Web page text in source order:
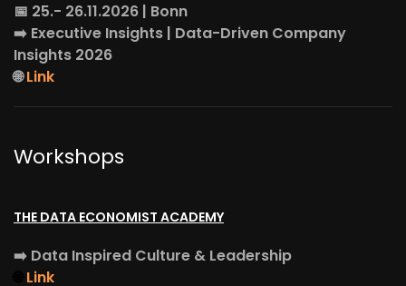
📅 25.- 26.11.2026 | Bonn
➡️ Executive Insights | Data-Driven Company
Insights 2026
🌐Link
Workshops
THE DATA ECONOMIST ACADEMY
➡️ Data Inspired Culture & Leadership
Link